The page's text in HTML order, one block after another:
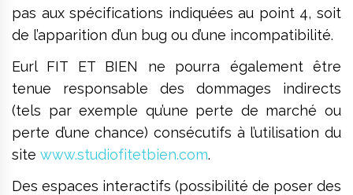
pas aux spécifications indiquées au point 4, soit
de l’apparition d’un bug ou d’une incompatibilité.
Eurl FIT ET BIEN ne pourra également être
tenue responsable des dommages indirects
(tels par exemple qu’une perte de marché ou
perte d’une chance) consécutifs à l’utilisation du
site www.studiofitetbien.com.
Des espaces interactifs (possibilité de poser des